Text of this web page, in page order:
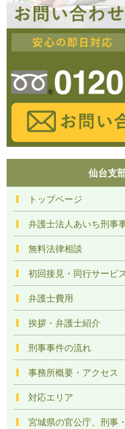
仙台支
トップページ
弁護士法人あいち刑事
無料法律相談
初回接見・同行サービ
弁護士費用
挨拶・弁護士紹介
刑事事件の流れ
事務所概要・アクセス
対応エリア
宮城県の官公庁、刑事